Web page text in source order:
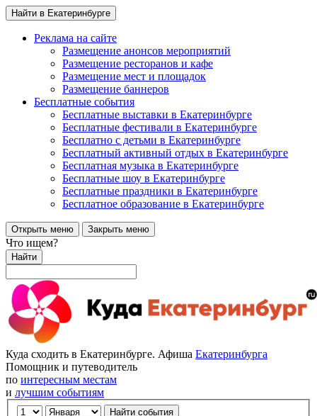
Найти в Екатеринбурге
Реклама на сайте
Размещение анонсов мероприятий
Размещение ресторанов и кафе
Размещение мест и площадок
Размещение баннеров
Бесплатные события
Бесплатные выставки в Екатеринбурге
Бесплатные фестивали в Екатеринбурге
Бесплатно с детьми в Екатеринбурге
Бесплатный активный отдых в Екатеринбурге
Бесплатная музыка в Екатеринбурге
Бесплатные шоу в Екатеринбурге
Бесплатные праздники в Екатеринбурге
Бесплатное образование в Екатеринбурге
Открыть меню Закрыть меню
Что ищем?
Найти
Куда сходить в Екатеринбурге. Афиша Екатеринбурга
Помощник и путеводитель
по интересным местам
и лучшим событиям